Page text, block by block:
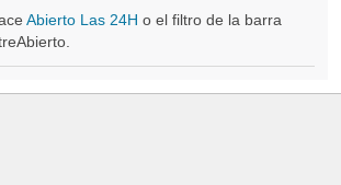
Abierto Las 24H o el filtro de la barra